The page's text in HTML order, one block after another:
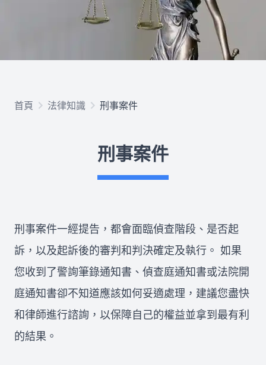
車禍案件
欠錢不還
律師推薦
所有文章 免費法律諮詢
首頁 法律知識 刑事案件
刑事案件
刑事案件一經提告，都會面臨偵查階段、是否起
訴，以及起訴後的審判和判決確定及執行。 如果
您收到了警詢筆錄通知書、偵查庭通知書或法院開
庭通知書卻不知道應該如何妥適處理，建議您盡快
和律師進行諮詢，以保障自己的權益並拿到最有利
的結果。